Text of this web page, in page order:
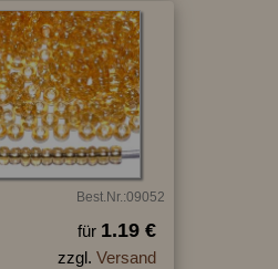
Best.Nr.:09052
für 1.19 €
zzgl. Versand